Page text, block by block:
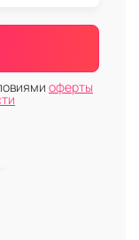
оферты